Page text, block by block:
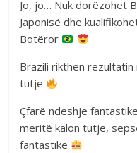
Jo, jo… Nuk dorëzohet
Japonisë dhe
Botëror
Brazili rikthen
tutje
Çfarë ndeshje
meritë kalon tutje,
fantastike